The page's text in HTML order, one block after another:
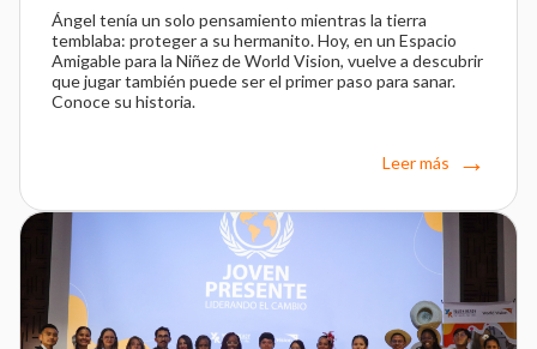
Ángel tenía un solo pensamiento mientras la tierra
temblaba: proteger a su hermanito. Hoy, en un Espacio
Amigable para la Niñez de World Vision, vuelve a descubrir
que jugar también puede ser el primer paso para sanar.
Conoce su historia.
Leer más